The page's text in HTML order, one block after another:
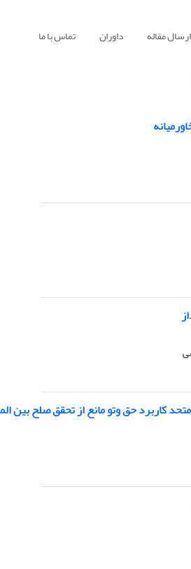
ارسال مقاله داوران تماس با ما
کاربرد حق وتو مانع از تحقق صلح بین